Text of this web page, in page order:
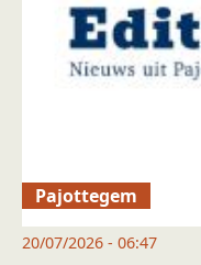
Pajottegem
20/07/2026 - 06:47